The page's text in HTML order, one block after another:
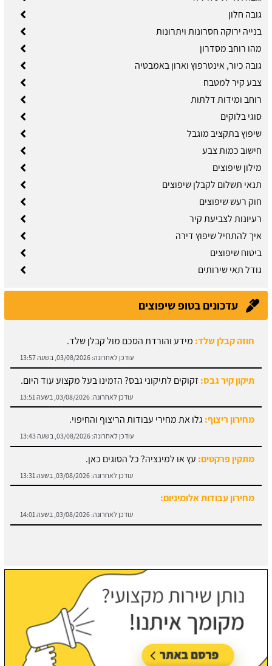
גובה חלון
בנייה ירוקה חסרונות ויתרונות
מהו רוחב מסדרון
גובה כיור, אינטרפוץ וארון באמבטיה
צבע קיר למטבח
רוחב ומידות דלתות
סוגי בלוקים
שיפוץ בתקציב מוגבל
חישוב כמות צבע
מילון שיפוצים
תנאי תשלום לקבלן שיפוצים
חוק רעש שיפוצים
רעיונות לצביעת קיר
איך להתחיל שיפוץ דירה
ביטוח שיפוצים
גודל תאי שירותים
עדכונים בטופ שיפוצים
חוזה קבלן שלד: מידע והורדת הסכם מול קבלן שלד.
עודכן לאחרונה: 03/08/2026, בשעה 13:57
תיקון קיר גבס: זקוקים לתיקוני גבס? הזמינו בעל מקצוע עוד היום.
עודכן לאחרונה: 03/08/2026, בשעה 13:51
מחירון ריצוף:גלו את מחירי עבודות הריצוף והחיפוי.
עודכן לאחרונה: 03/08/2026, בשעה 13:43
מתקין פרקטים: עץ או למינציה? כל הסוגים כאן.
עודכן לאחרונה: 03/08/2026, בשעה 13:31
מחירון עבודות אלומיניום:
עודכן לאחרונה: 03/08/2026, בשעה 14:01